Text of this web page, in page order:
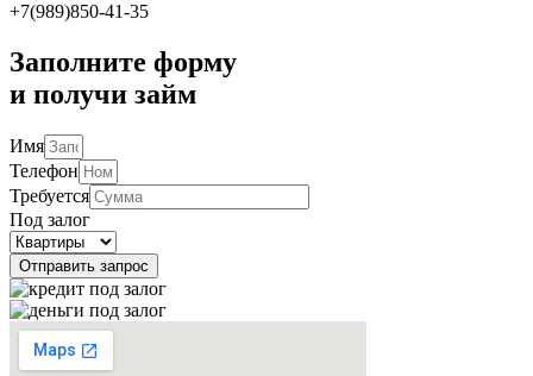
+7(989)850-41-35
Заполните форму
и получи займ
Имя
Телефон
Требуется
Под залог
Отправить запрос